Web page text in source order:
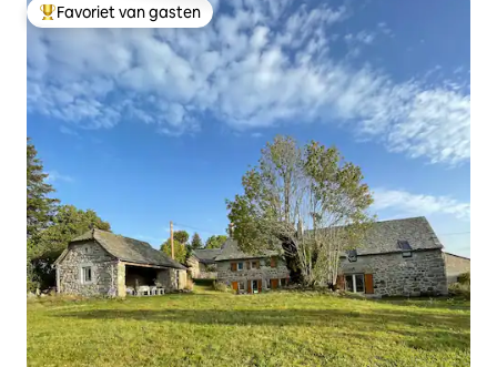
Topfavoriet van gasten
Favoriet van gasten